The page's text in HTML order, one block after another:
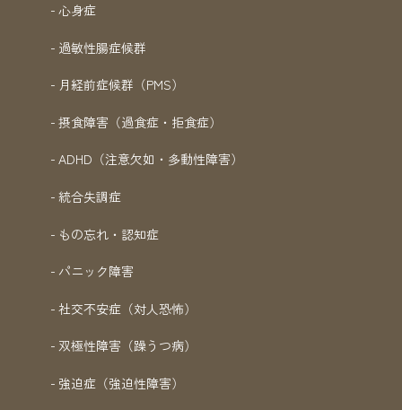
心身症
過敏性腸症候群
月経前症候群（PMS）
摂食障害（過食症・拒食症）
ADHD（注意欠如・多動性障害）
統合失調症
もの忘れ・認知症
パニック障害
社交不安症（対人恐怖）
双極性障害（躁うつ病）
強迫症（強迫性障害）